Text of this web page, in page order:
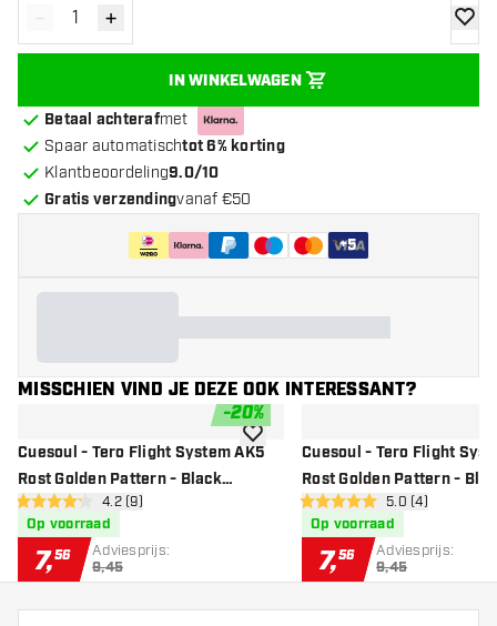
Verminder hoeveelheid
- Verhoog hoeveelheid
+
IN WINKELWAGEN
Betaal achterafmet
Spaar automatischtot 6% korting
Klantbeoordeling9.0/10
Gratis verzendingvanaf €50
+5
MISSCHIEN VIND JE DEZE OOK INTERESSANT?
-20%
Cuesoul - Tero Flight System AK5
Rost Golden Pattern - Black
Standard - Dart Flights
open reviews drawer
4.2 score sterren4.2 (9)
Op voorraad
7,56 Adviesprijs:
9,45
toevoegen aan verlanglijst
Cuesoul - Tero Flight
Rost Golden Pattern - Blue
Standard - Dart Flights
open reviews
5 score sterren5.0 (4)
Op voorraad
7,56 Adviesprijs:
9,45